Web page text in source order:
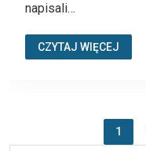
napisali…
CZYTAJ WIĘCEJ
1